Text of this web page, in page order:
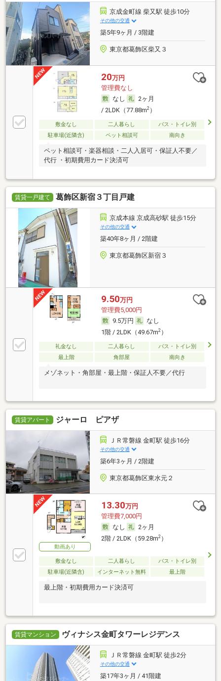
京成金町線 柴又駅 徒歩10分
その他の交通
築5年9ヶ月 / 3階建
東京都葛飾区柴又３
20万円
管理費なし
なし
2ヶ月
/ 2LDK（77.88m2）
敷金なし 二人暮らし
バス・トイレ別
駐車場(近隣含)
ペット相談可 南向き
ペット相談可・楽器相談・二人入居可・保証人不要／
代行 ・初期費用カード決済可
賃貸一戸建て 葛飾区新宿３丁目戸建
京成本線 京成高砂駅 徒歩15分
その他の交通
築40年8ヶ月 / 2階建
東京都葛飾区新宿３
9.50万円
管理費5,000円
9.5万円
なし
1階 / 2LDK（49.67m2）
礼金なし 二人暮らし
バス・トイレ別
最上階
角部屋 南向き
メゾネット・角部屋・最上階・保証人不要／代行
賃貸アパート ジャーロ ピアザ
ＪＲ常磐線 金町駅 徒歩16分
その他の交通
築6年3ヶ月 / 2階建
東京都葛飾区東水元２
動画あり
13.30万円
管理費7,000円
なし
2ヶ月
2階 / 2LDK（59.28m2）
敷金なし 二人暮らし
バス・トイレ別
駐車場(近隣含)
インターネット無料 最上階
最上階・初期費用カード決済可
賃貸マンション ヴィナシス金町タワーレジデンス
ＪＲ常磐線 金町駅 徒歩2分
その他の交通
築17年3ヶ月 / 41階建